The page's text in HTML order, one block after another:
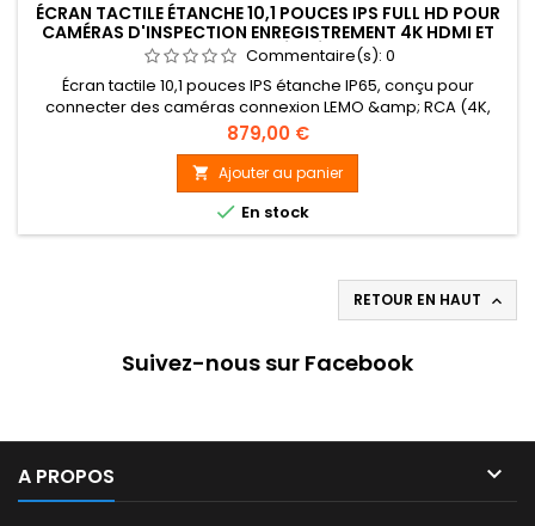
ÉCRAN TACTILE ÉTANCHE 10,1 POUCES IPS FULL HD POUR
CAMÉRAS D'INSPECTION ENREGISTREMENT 4K HDMI ET
WIFI INTÉGRÉ
Commentaire(s): 0
Écran tactile 10,1 pouces IPS étanche IP65, conçu pour
connecter des caméras connexion LEMO &amp; RCA (4K,
AHD, CVBS), avec enregistrement H.265, sortie HDMI, WiFi
intégré, et batterie interchangeable. Idéal pour les
environnements professionnels exigeants.
Prix
879,00 €
 Ajouter au panier
 En stock
RETOUR EN HAUT 
Suivez-nous sur Facebook
A PROPOS 